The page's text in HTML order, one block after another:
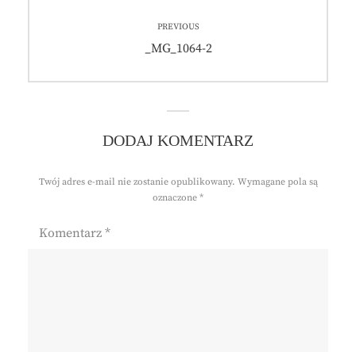
PREVIOUS
Previous
_MG_1064-2
DODAJ KOMENTARZ
Twój adres e-mail nie zostanie opublikowany. Wymagane pola są
oznaczone *
Komentarz *